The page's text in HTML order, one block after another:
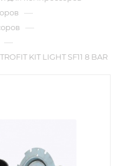
—
—
—
KIT LIGHT SF11 8 BAR